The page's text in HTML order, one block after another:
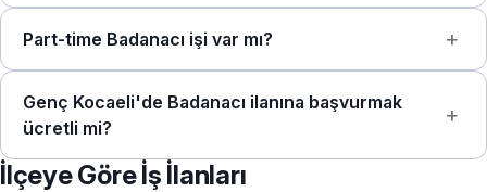
Part-time Badanacı işi var mı?
Genç Kocaeli'de Badanacı ilanına başvurmak
ücretli mi?
İlçeye Göre İş İlanları